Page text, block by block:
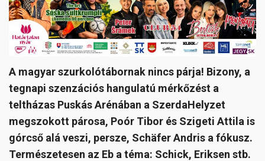
A magyar szurkolótábornak nincs párja! Bizony, a
tegnapi szenzációs hangulatú mérkőzést a
teltházas Puskás Arénában a SzerdaHelyzet
megszokott párosa, Poór Tibor és Szigeti Attila is
górcső alá veszi, persze, Schäfer Andris a fókusz.
Természetesen az Eb a téma: Schick, Eriksen stb.